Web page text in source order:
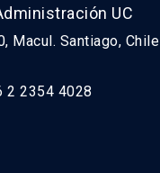
UC
Macul. Santiago, Chile
2 2354 4028